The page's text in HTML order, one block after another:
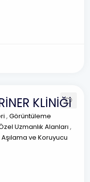
KLİNİĞİ
, Görüntüleme
Uzmanlık Alanları ,
Aşılama ve Koruyucu